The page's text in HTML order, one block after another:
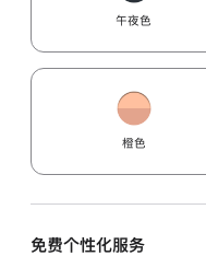
午夜色
橙色
免费个性化服务